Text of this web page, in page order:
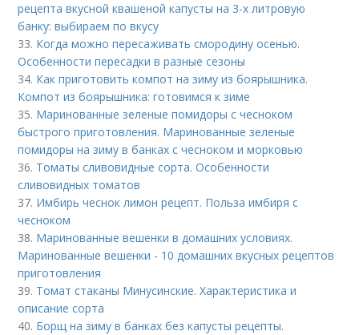
рецепта вкусной квашеной капусты на 3-х литровую
банку: выбираем по вкусу
33. Когда можно пересаживать смородину осенью.
Особенности пересадки в разные сезоны
34. Как приготовить компот на зиму из боярышника.
Компот из боярышника: готовимся к зиме
35. Маринованные зеленые помидоры с чесноком
быстрого приготовления. Маринованные зеленые
помидоры на зиму в банках с чесноком и морковью
36. Томаты сливовидные сорта. Особенности
сливовидных томатов
37. Имбирь чеснок лимон рецепт. Польза имбиря с
чесноком
38. Маринованные вешенки в домашних условиях.
Маринованные вешенки - 10 домашних вкусных рецептов
приготовления
39. Томат стаканы Минусинские. Характеристика и
описание сорта
40. Борщ на зиму в банках без капусты рецепты.